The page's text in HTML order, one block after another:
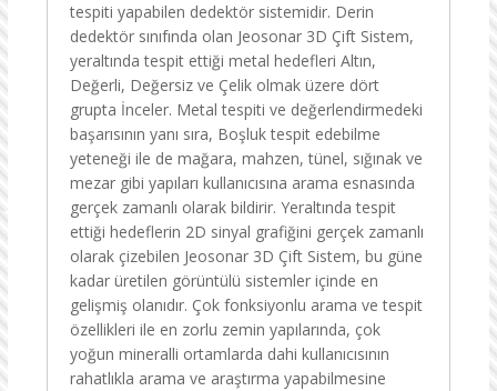
tespiti yapabilen dedektör sistemidir. Derin
dedektör sınıfında olan Jeosonar 3D Çift Sistem,
yeraltında tespit ettiği metal hedefleri Altın,
Değerli, Değersiz ve Çelik olmak üzere dört
grupta İnceler. Metal tespiti ve değerlendirmedeki
başarısının yanı sıra, Boşluk tespit edebilme
yeteneği ile de mağara, mahzen, tünel, sığınak ve
mezar gibi yapıları kullanıcısına arama esnasında
gerçek zamanlı olarak bildirir. Yeraltında tespit
ettiği hedeflerin 2D sinyal grafiğini gerçek zamanlı
olarak çizebilen Jeosonar 3D Çift Sistem, bu güne
kadar üretilen görüntülü sistemler içinde en
gelişmiş olanıdır. Çok fonksiyonlu arama ve tespit
özellikleri ile en zorlu zemin yapılarında, çok
yoğun mineralli ortamlarda dahi kullanıcısının
rahatlıkla arama ve araştırma yapabilmesine